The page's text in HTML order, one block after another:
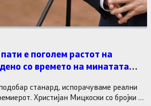
е поголем растот на
со времето на минатата
станард, испорачуваме реални
Христијан Мицкоски со бројки и